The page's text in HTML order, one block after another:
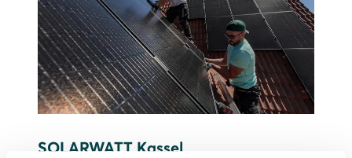
SOLARWATT Kassel